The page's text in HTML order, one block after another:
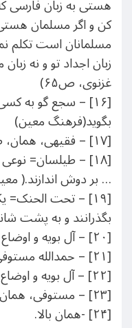
هستی به زبان
کن و اگر مسلمان
مسلمانان است تکلم
زبان اجداد تو و نه
غزنوی، ص۶۵)
[۱۶] – سجع گو به
بگوید(فرهنگ معین)
[۱۷] – فقیهی، همان، ص۲۸۹.
[۱۸] – طیلسان=
… بر دوش اندازند.(
[۱۹] – تحت الحنک=
بگذرانند و به پشت
[۲۰] – آل بویه و اوضاع زمان ایشان، صص۲۹۰-۲۸۹.
[۲۱] – حمدالله مستوفی، تاریخ گزیده، صص۴۱۷تا۴۱۹.
[۲۲] – آل بویه و اوضاع زمان ایشان، ص ۲۸۴.
[۲۳] – مستوفی، همان، صص ۴۲۰-۴۱۹.
[۲۴] -همان بالا.